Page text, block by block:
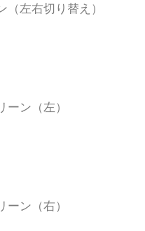
左右切り替え）
ン（左）
ン（右）